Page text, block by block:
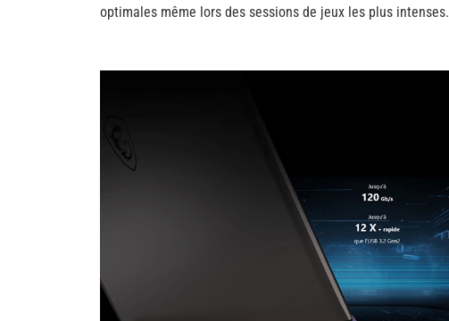
optimales même lors des sessions de jeux les plus intenses.